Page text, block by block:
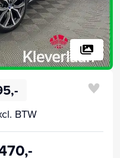
BTW